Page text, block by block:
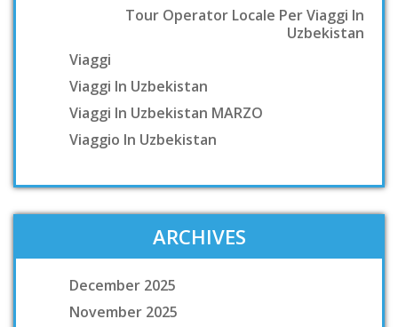
Tour Operator Locale Per Viaggi In
Uzbekistan
Viaggi
Viaggi In Uzbekistan
Viaggi In Uzbekistan MARZO
Viaggio In Uzbekistan
ARCHIVES
December 2025
November 2025